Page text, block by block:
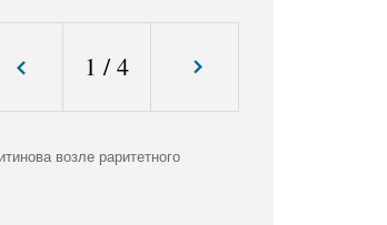
1 /4
возле раритетного